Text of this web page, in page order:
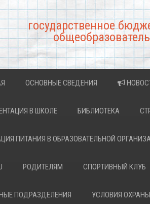
государственное
ОСНОВНЫЕ СВЕДЕНИЯ
В ШКОЛЕ БИБЛИОТЕКА
ПИТАНИЯ В ОБРАЗОВАТЕЛЬНОЙ
РОДИТЕЛЯМ СПОРТИВНЫЙ КЛУБ
ПОДРАЗДЕЛЕНИЯ УСЛОВИЯ